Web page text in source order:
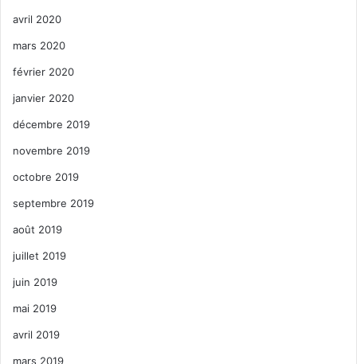
avril 2020
mars 2020
février 2020
janvier 2020
décembre 2019
novembre 2019
octobre 2019
septembre 2019
août 2019
juillet 2019
juin 2019
mai 2019
avril 2019
mars 2019